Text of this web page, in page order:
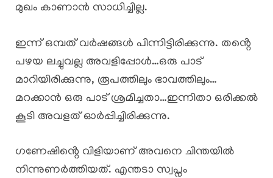
മുഖം കാണാൻ സാധിച്ചില്ല.
ഇന്ന് ഒമ്പത് വർഷങ്ങൾ പിന്നിട്ടിരിക്കുന്നു. തൻ്റെ
പഴയ ലച്ചുവല്ല അവളിപ്പോൾ…ഒരു പാട്
മാറിയിരിക്കുന്നു, രൂപത്തിലും ഭാവത്തിലും…
മറക്കാൻ ഒരു പാട് ശ്രമിച്ചതാ…ഇന്നിതാ ഒരിക്കൽ
കൂടി അവളത് ഓർപ്പിച്ചിരിക്കുന്നു.
ഗണേഷിൻ്റെ വിളിയാണ് അവനെ ചിന്തയിൽ
നിന്നുണർത്തിയത്. എന്തടാ സ്വപ്നം